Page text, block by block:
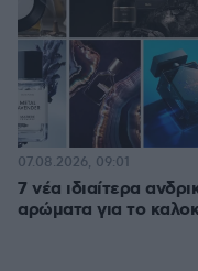
7 νέα ιδιαίτερα
αρώματα για το
07.08.2026, 09:01